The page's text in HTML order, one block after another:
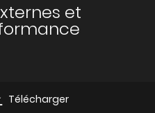
et
Télécharger